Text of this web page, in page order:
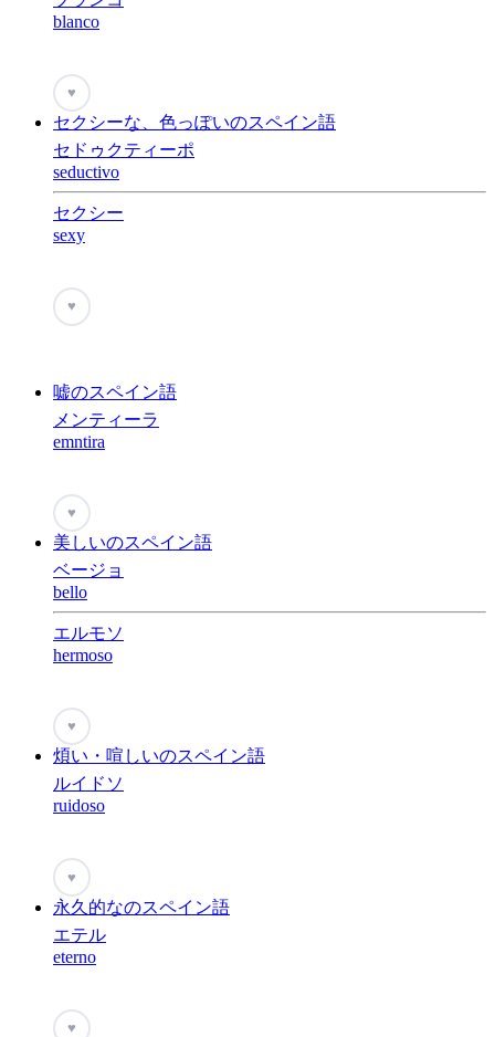
blanco
♥
セクシーな、色っぽいのスペイン語
セドゥクティーポ
seductivo
セクシー
sexy
♥
嘘のスペイン語
メンティーラ
emntira
♥
美しいのスペイン語
ベージョ
bello
エルモソ
hermoso
♥
煩い・喧しいのスペイン語
ルイドソ
ruidoso
♥
永久的なのスペイン語
エテル
eterno
♥